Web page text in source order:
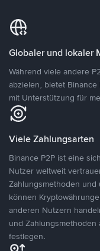
Globaler und lokaler
Während viele andere
abzielen, bietet
mit Unterstützung für
Viele Zahlungsarten
Binance P2P ist eine
Nutzer weltweit
Zahlungsmethoden
können
anderen Nutzern
und
festlegen.